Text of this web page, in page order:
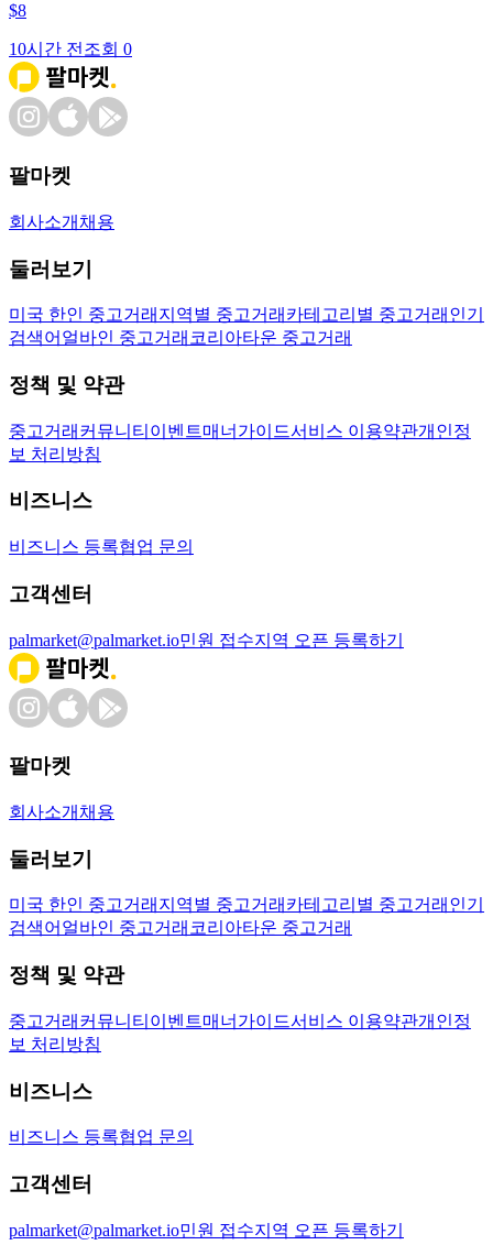
$8
10시간 전 조회 0
팔마켓
회사소개 채용
둘러보기
미국 한인 중고거래 지역별 중고거래 카테고리별 중고거래 인기
검색어 얼바인 중고거래 코리아타운 중고거래
정책 및 약관
중고거래 커뮤니티 이벤트매너가이드서비스 이용약관개인정
보 처리방침
비즈니스
비즈니스 등록협업 문의
고객센터
palmarket@palmarket.io민원 접수지역 오픈 등록하기
팔마켓
회사소개 채용
둘러보기
미국 한인 중고거래 지역별 중고거래 카테고리별 중고거래 인기
검색어 얼바인 중고거래 코리아타운 중고거래
정책 및 약관
중고거래 커뮤니티 이벤트매너가이드서비스 이용약관개인정
보 처리방침
비즈니스
비즈니스 등록협업 문의
고객센터
palmarket@palmarket.io민원 접수지역 오픈 등록하기